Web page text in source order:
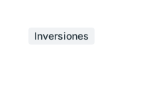
Inversiones